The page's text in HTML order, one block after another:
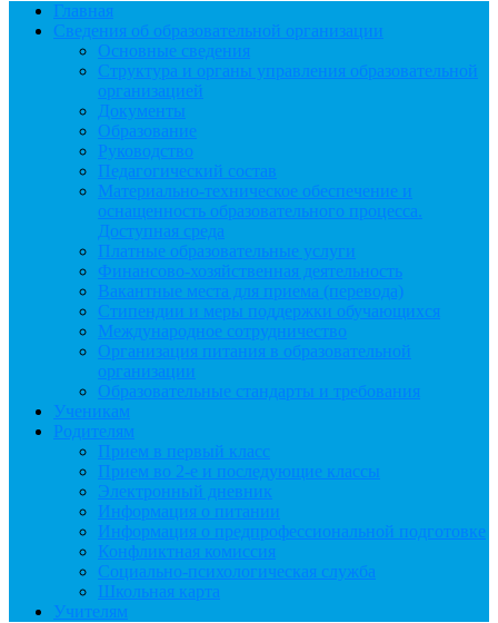
Главная
Сведения об образовательной организации
Основные сведения
Структура и органы управления образовательной
организацией
Документы
Образование
Руководство
Педагогический состав
Материально-техническое обеспечение и
оснащенность образовательного процесса.
Доступная среда
Платные образовательные услуги
Финансово-хозяйственная деятельность
Вакантные места для приема (перевода)
Стипендии и меры поддержки обучающихся
Международное сотрудничество
Организация питания в образовательной
организации
Образовательные стандарты и требования
Ученикам
Родителям
Прием в первый класс
Прием во 2-е и последующие классы
Электронный дневник
Информация о питании
Информация о предпрофессиональной подготовке
Конфликтная комиссия
Социально-психологическая служба
Школьная карта
Учителям